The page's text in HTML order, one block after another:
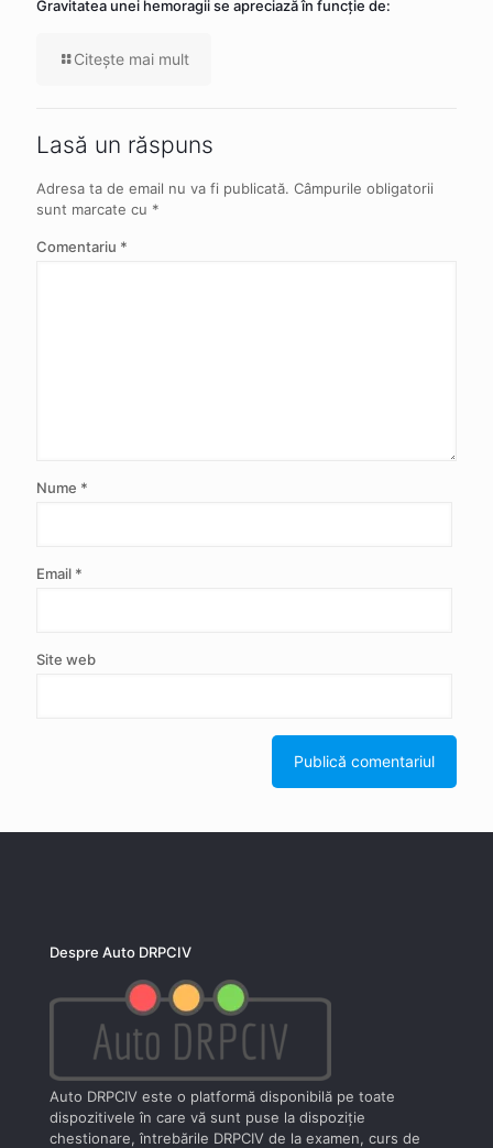
Gravitatea unei hemoragii se apreciază în funcție de:
Citeşte mai mult
Lasă un răspuns
Adresa ta de email nu va fi publicată. Câmpurile obligatorii
sunt marcate cu *
Comentariu *
Nume *
Email *
Site web
Despre Auto DRPCIV
Auto DRPCIV este o platformă disponibilă pe toate
dispozitivele în care vă sunt puse la dispoziţie
chestionare, întrebările DRPCIV de la examen, curs de